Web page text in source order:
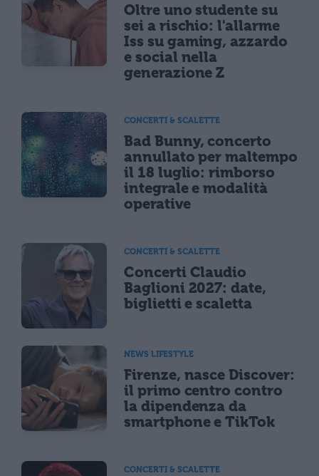
Oltre uno studente su
sei a rischio: l'allarme
Iss su gaming, azzardo
e social nella
generazione Z
CONCERTI & SCALETTE
Bad Bunny, concerto
annullato per maltempo
il 18 luglio: rimborso
integrale e modalità
operative
CONCERTI & SCALETTE
Concerti Claudio
Baglioni 2027: date,
biglietti e scaletta
NEWS LIFESTYLE
Firenze, nasce Discover:
il primo centro contro
la dipendenza da
smartphone e TikTok
CONCERTI & SCALETTE